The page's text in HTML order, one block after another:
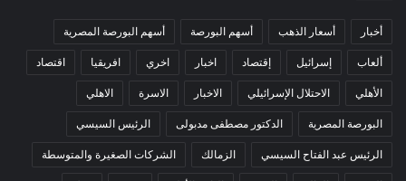
أخبار أسعار الذهب أسهم البورصة أسهم البورصة المصرية
ألعاب إسرائيل إقتصاد اخبار اخري افريقيا اقتصاد
الأهلي الاحتلال الإسرائيلي الاخبار الاسرة الاهلي
البورصة المصرية الدكتور مصطفى مدبولى الرئيس السيسي
الرئيس عبد الفتاح السيسي الزمالك الشركات الصغيرة والمتوسطة